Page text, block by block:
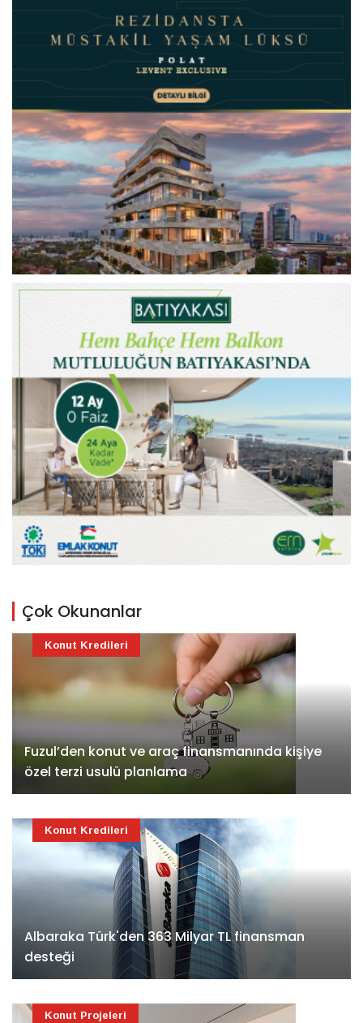
Çok Okunanlar
Fuzul’den konut ve araç finansmanında kişiye
özel terzi usulü planlama
Konut Kredileri
Albaraka Türk'den 363 Milyar TL finansman
desteği
Konut Kredileri
Konut Projeleri